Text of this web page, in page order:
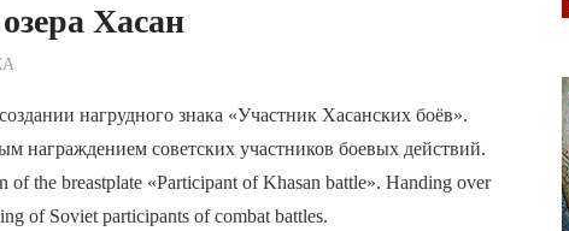
Хасан
нагрудного знака «Участник Хасанских боёв».
награждением советских участников боевых действий.
of the breastplate «Participant of Khasan battle». Handing over
of Soviet participants of combat battles.